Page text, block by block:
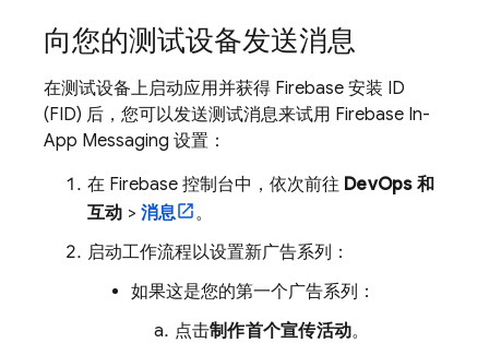
向您的测试设备发送消息
在测试设备上启动应用并获得 Firebase 安装 ID
(FID) 后，您可以发送测试消息来试用 Firebase In-
App Messaging 设置：
在 Firebase 控制台中，依次前往 DevOps 和
互动 > 消息
。
启动工作流程以设置新广告系列：
如果这是您的第一个广告系列：
点击制作首个宣传活动。